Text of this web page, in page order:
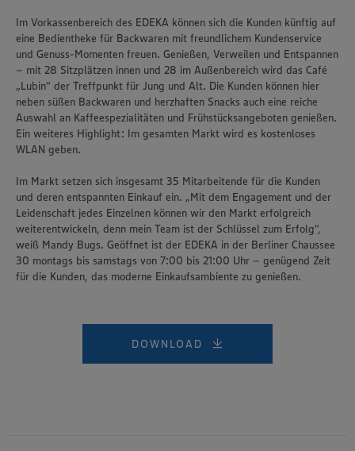
Im Vorkassenbereich des EDEKA können sich die Kunden künftig auf
eine Bedientheke für Backwaren mit freundlichem Kundenservice
und Genuss-Momenten freuen. Genießen, Verweilen und Entspannen
– mit 28 Sitzplätzen innen und 28 im Außenbereich wird das Café
„Lubin“ der Treffpunkt für Jung und Alt. Die Kunden können hier
neben süßen Backwaren und herzhaften Snacks auch eine reiche
Auswahl an Kaffeespezialitäten und Frühstücksangeboten genießen.
Ein weiteres Highlight: Im gesamten Markt wird es kostenloses
WLAN geben.
Im Markt setzen sich insgesamt 35 Mitarbeitende für die Kunden
und deren entspannten Einkauf ein. „Mit dem Engagement und der
Leidenschaft jedes Einzelnen können wir den Markt erfolgreich
weiterentwickeln, denn mein Team ist der Schlüssel zum Erfolg“,
weiß Mandy Bugs. Geöffnet ist der EDEKA in der Berliner Chaussee
30 montags bis samstags von 7:00 bis 21:00 Uhr – genügend Zeit
für die Kunden, das moderne Einkaufsambiente zu genießen.
DOWNLOAD